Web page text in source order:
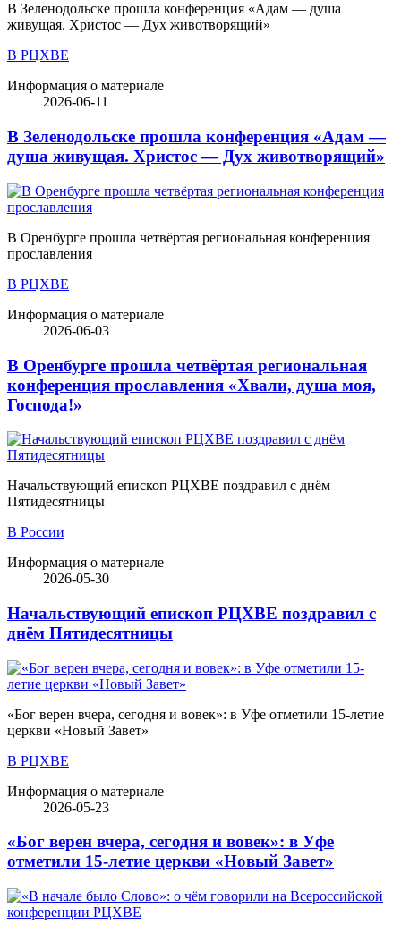
В Зеленодольске прошла конференция «Адам — душа
живущая. Христос — Дух животворящий»
В РЦХВЕ
Информация о материале
2026-06-11
В Зеленодольске прошла конференция «Адам —
душа живущая. Христос — Дух животворящий»
В Оренбурге прошла четвёртая региональная конференция
прославления
В РЦХВЕ
Информация о материале
2026-06-03
В Оренбурге прошла четвёртая региональная
конференция прославления «Хвали, душа моя,
Господа!»
Начальствующий епископ РЦХВЕ поздравил с днём
Пятидесятницы
В России
Информация о материале
2026-05-30
Начальствующий епископ РЦХВЕ поздравил с
днём Пятидесятницы
«Бог верен вчера, сегодня и вовек»: в Уфе отметили 15-летие
церкви «Новый Завет»
В РЦХВЕ
Информация о материале
2026-05-23
«Бог верен вчера, сегодня и вовек»: в Уфе
отметили 15-летие церкви «Новый Завет»